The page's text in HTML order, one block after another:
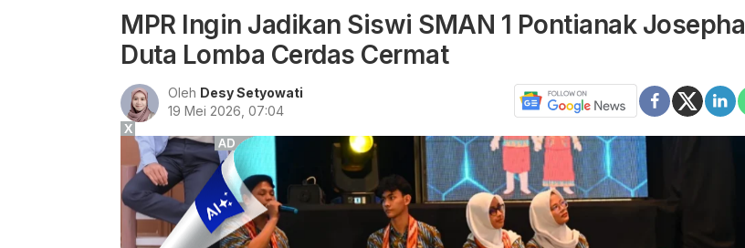
MPR Ingin Jadikan Siswi SMAN 1 Pontianak Josepha
Duta Lomba Cerdas Cermat
Oleh Desy Setyowati
19 Mei 2026, 07:04
X